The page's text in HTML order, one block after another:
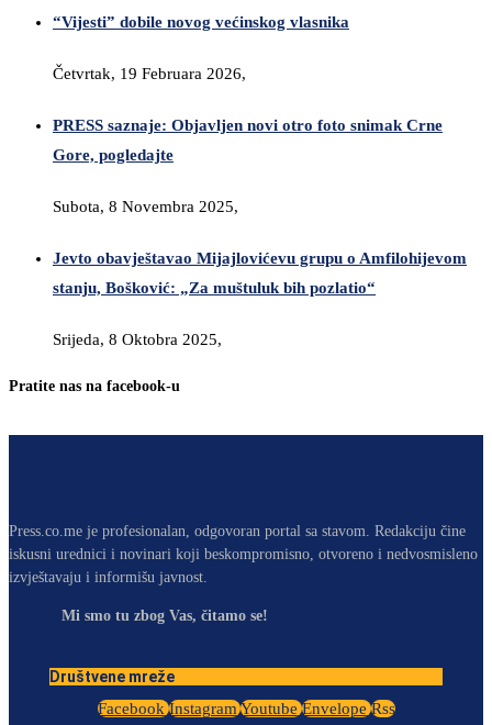
“Vijesti” dobile novog većinskog vlasnika
Četvrtak, 19 Februara 2026,
PRESS saznaje: Objavljen novi otro foto snimak Crne
Gore, pogledajte
Subota, 8 Novembra 2025,
Jevto obavještavao Mijajlovićevu grupu o Amfilohijevom
stanju, Bošković: „Za muštuluk bih pozlatio“
Srijeda, 8 Oktobra 2025,
Pratite nas na facebook-u
Press.co.me je profesionalan, odgovoran portal sa stavom. Redakciju čine
iskusni urednici i novinari koji beskompromisno, otvoreno i nedvosmisleno
izvještavaju i informišu javnost.
Mi smo tu zbog Vas, čitamo se!
Društvene mreže
Facebook Instagram Youtube Envelope Rss